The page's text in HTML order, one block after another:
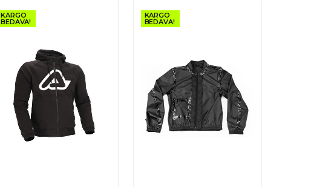
KARGO
BEDAVA!
KARGO
BEDAVA!